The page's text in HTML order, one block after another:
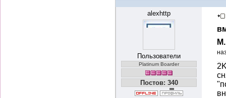
alexhttp
Пользователи
Platinum Boarder
Постов: 340